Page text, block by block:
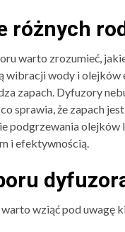
różnych
warto zrozumieć,
wibracji wody i
zapach. Dyfuzory
sprawia, że zapach
podgrzewania
i efektywnością.
wziąć pod uwagę